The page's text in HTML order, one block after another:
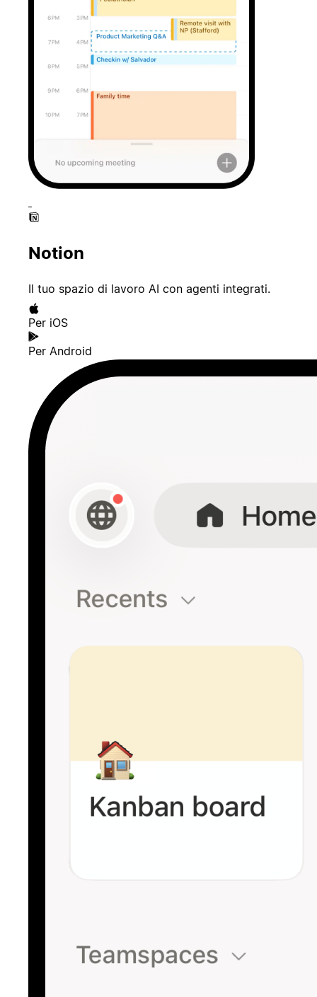
Notion
Il tuo spazio di lavoro AI con agenti integrati.
Per iOS
Per Android